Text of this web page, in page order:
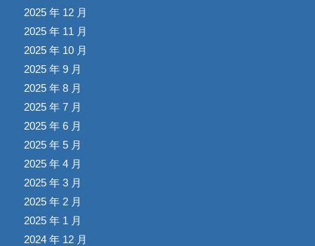
2025 年 12 月
2025 年 11 月
2025 年 10 月
2025 年 9 月
2025 年 8 月
2025 年 7 月
2025 年 6 月
2025 年 5 月
2025 年 4 月
2025 年 3 月
2025 年 2 月
2025 年 1 月
2024 年 12 月